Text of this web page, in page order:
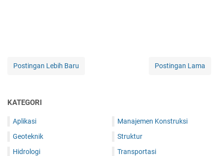
Postingan Lebih Baru Postingan Lama
KATEGORI
Aplikasi
Geoteknik
Hidrologi
Manajemen Konstruksi
Struktur
Transportasi